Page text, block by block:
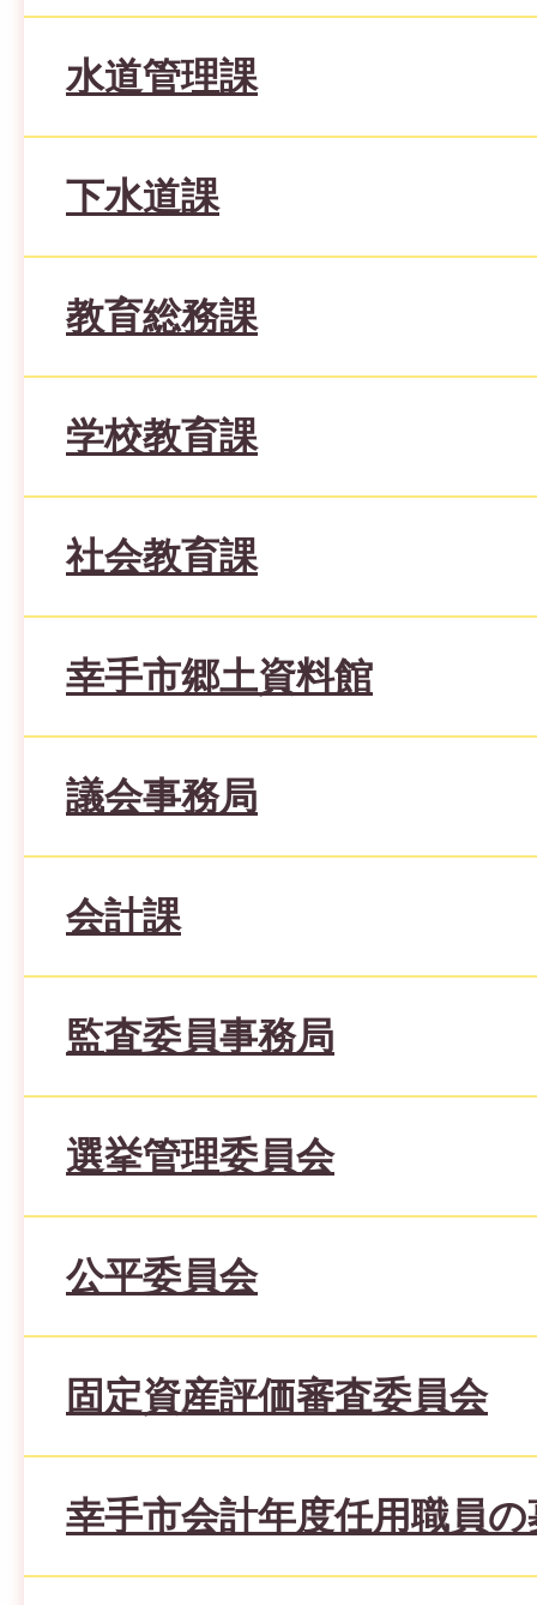
水道管理課
下水道課
教育総務課
学校教育課
社会教育課
幸手市郷土資料館
議会事務局
会計課
監査委員事務局
選挙管理委員会
公平委員会
固定資産評価審査委員会
幸手市会計年度任用職員の